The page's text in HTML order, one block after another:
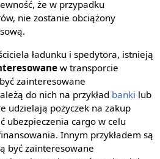
że w przypadku
nie zostanie obciążony
ładunku i spedytora, istnieją
w transporcie
zainteresowane
do nich na przykład banki lub
udzielają pożyczek na zakup
ubezpieczenia cargo w celu
Innym przykładem są
być zainteresowane